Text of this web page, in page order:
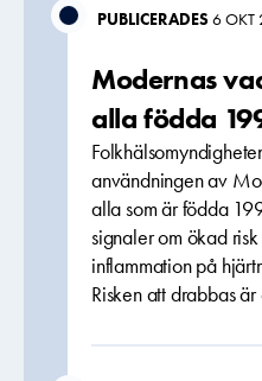
PUBLICERADES6 OKT
Modernas
alla födda
användningen av
alla som är födda
signaler om ökad
inflammation på
Risken att drabbas